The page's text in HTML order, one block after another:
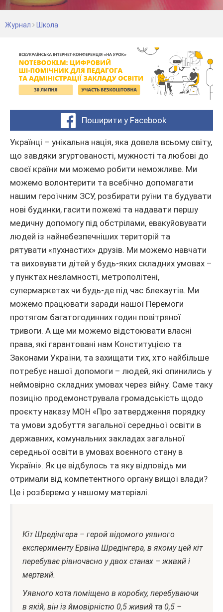
Журнал Школа
Поширити у Facebook
Українці – унікальна нація, яка довела всьому світу,
що завдяки згуртованості, мужності та любові до
своєї країни ми можемо робити неможливе. Ми
можемо волонтерити та всебічно допомагати
нашим героїчним ЗСУ, розбирати руїни та будувати
нові будинки, гасити пожежі та надавати першу
медичну допомогу під обстрілами, евакуйовувати
людей із найнебезпечніших територій та
рятувати «пухнастих» друзів. Ми можемо навчати
та виховувати дітей у будь-яких складних умовах –
у пунктах незламності, метрополітені,
супермаркетах чи будь-де під час блекаутів. Ми
можемо працювати заради нашої Перемоги
протягом багатогодинних годин повітряної
тривоги. А ще ми можемо відстоювати власні
права, які гарантовані нам Конституцією та
Законами України, та захищати тих, хто найбільше
потребує нашої допомоги – людей, які опинились у
неймовірно складних умовах через війну. Саме таку
позицію продемонструвала громадськість щодо
проєкту наказу МОН «Про затвердження порядку
та умови здобуття загальної середньої освіти в
державних, комунальних закладах загальної
середньої освіти в умовах воєнного стану в
Україні». Як це відбулось та яку відповідь ми
отримали від компетентного органу вищої влади?
Це і розберемо у нашому матеріалі.
Кіт Шредінгера – герой відомого уявного
експерименту Ервіна Шредінгера, в якому цей кіт
перебуває рівночасно у двох станах – живий і
мертвий.
Уявного кота поміщено в коробку, перебуваючи
в якій, він із ймовірністю 0,5 живий та 0,5 –